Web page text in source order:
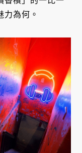
力為何。